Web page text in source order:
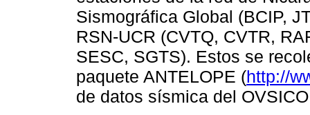
Sismográfica Global (BCIP,
RSN-UCR (CVTQ, CVTR,
SESC, SGTS). Estos se
paquete ANTELOPE (http://
de datos sísmica del